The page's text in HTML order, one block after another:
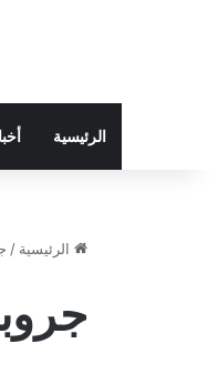
الرئيسية
الرئيسية /